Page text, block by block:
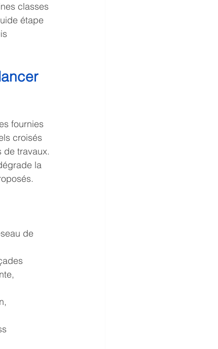
classes
étape
fournies
croisés
de travaux.
la
de